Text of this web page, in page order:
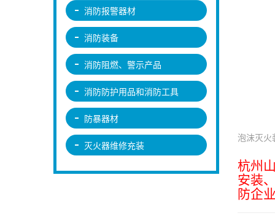
泡沫灭火
杭州
安装、
防企业
消防报警器材
消防装备
消防阻燃、警示产品
消防防护用品和消防工具
防暴器材
灭火器维修充装